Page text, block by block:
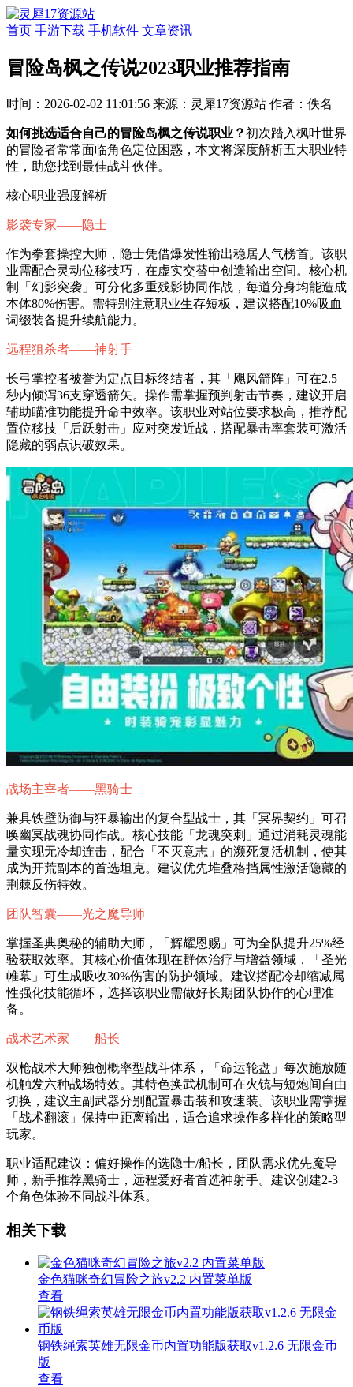
首页 手游下载 手机软件 文章资讯
冒险岛枫之传说2023职业推荐指南
时间：2026-02-02 11:01:56 来源：灵犀17资源站 作者：佚名
如何挑选适合自己的冒险岛枫之传说职业？初次踏入枫叶世界
的冒险者常常面临角色定位困惑，本文将深度解析五大职业特
性，助您找到最佳战斗伙伴。
核心职业强度解析
影袭专家——隐士
作为拳套操控大师，隐士凭借爆发性输出稳居人气榜首。该职
业需配合灵动位移技巧，在虚实交替中创造输出空间。核心机
制「幻影突袭」可分化多重残影协同作战，每道分身均能造成
本体80%伤害。需特别注意职业生存短板，建议搭配10%吸血
词缀装备提升续航能力。
远程狙杀者——神射手
长弓掌控者被誉为定点目标终结者，其「飓风箭阵」可在2.5
秒内倾泻36支穿透箭矢。操作需掌握预判射击节奏，建议开启
辅助瞄准功能提升命中效率。该职业对站位要求极高，推荐配
置位移技「后跃射击」应对突发近战，搭配暴击率套装可激活
隐藏的弱点识破效果。
战场主宰者——黑骑士
兼具铁壁防御与狂暴输出的复合型战士，其「冥界契约」可召
唤幽冥战魂协同作战。核心技能「龙魂突刺」通过消耗灵魂能
量实现无冷却连击，配合「不灭意志」的濒死复活机制，使其
成为开荒副本的首选坦克。建议优先堆叠格挡属性激活隐藏的
荆棘反伤特效。
团队智囊——光之魔导师
掌握圣典奥秘的辅助大师，「辉耀恩赐」可为全队提升25%经
验获取效率。其核心价值体现在群体治疗与增益领域，「圣光
帷幕」可生成吸收30%伤害的防护领域。建议搭配冷却缩减属
性强化技能循环，选择该职业需做好长期团队协作的心理准
备。
战术艺术家——船长
双枪战术大师独创概率型战斗体系，「命运轮盘」每次施放随
机触发六种战场特效。其特色换武机制可在火铳与短炮间自由
切换，建议主副武器分别配置暴击装和攻速装。该职业需掌握
「战术翻滚」保持中距离输出，适合追求操作多样化的策略型
玩家。
职业适配建议：偏好操作的选隐士/船长，团队需求优先魔导
师，新手推荐黑骑士，远程爱好者首选神射手。建议创建2-3
个角色体验不同战斗体系。
相关下载
金色猫咪奇幻冒险之旅v2.2 内置菜单版
查看
钢铁绳索英雄无限金币内置功能版获取v1.2.6 无限金币
版
查看